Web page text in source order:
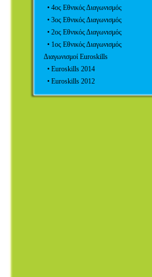
• 4ος Εθνικός Διαγωνισμός
• 3ος Εθνικός Διαγωνισμός
• 2ος Εθνικός Διαγωνισμός
• 1ος Εθνικός Διαγωνισμός
Διαγωνισμοί Euroskills
• Euroskills 2014
• Euroskills 2012